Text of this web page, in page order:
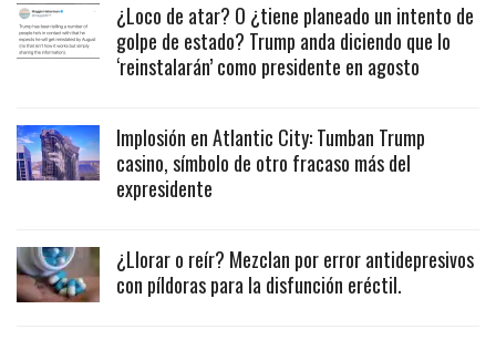
¿Loco de atar? O ¿tiene planeado un intento de
golpe de estado? Trump anda diciendo que lo
‘reinstalarán’ como presidente en agosto
Implosión en Atlantic City: Tumban Trump
casino, símbolo de otro fracaso más del
expresidente
¿Llorar o reír? Mezclan por error antidepresivos
con píldoras para la disfunción eréctil.